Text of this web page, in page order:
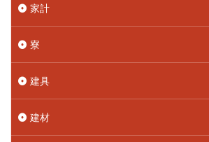
家計
寮
建具
建材